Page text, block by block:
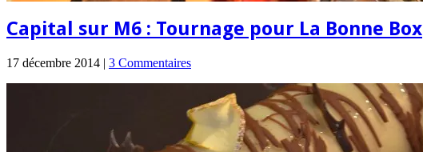
Capital sur M6 : Tournage pour La Bonne Box
17 décembre 2014 | 3 Commentaires